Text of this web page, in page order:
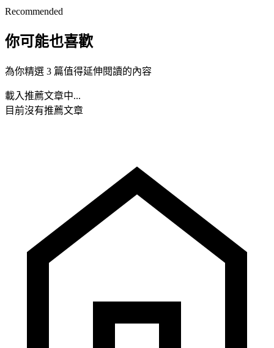
Recommended
你可能也喜歡
為你精選 3 篇值得延伸閱讀的內容
載入推薦文章中...
目前沒有推薦文章